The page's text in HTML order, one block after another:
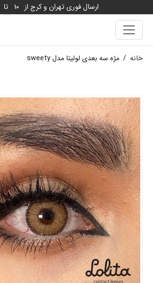
ارسال فوری تهران و کرج از 10 تا
خانه / مژه سه بعدی لولیتا مدل sweety